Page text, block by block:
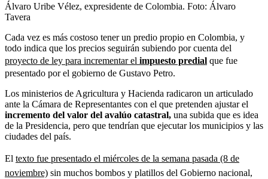
Álvaro Uribe Vélez, expresidente de Colombia. Foto: Álvaro
Tavera
Cada vez es más costoso tener un predio propio en Colombia, y
todo indica que los precios seguirán subiendo por cuenta del
proyecto de ley para incrementar el impuesto predial que fue
presentado por el gobierno de Gustavo Petro.
Los ministerios de Agricultura y Hacienda radicaron un articulado
ante la Cámara de Representantes con el que pretenden ajustar el
incremento del valor del avalúo catastral, una subida que es idea
de la Presidencia, pero que tendrían que ejecutar los municipios y las
ciudades del país.
El texto fue presentado el miércoles de la semana pasada (8 de
noviembre) sin muchos bombos y platillos del Gobierno nacional,